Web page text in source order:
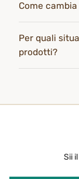
Come
Per quali
prodotti?
Sii